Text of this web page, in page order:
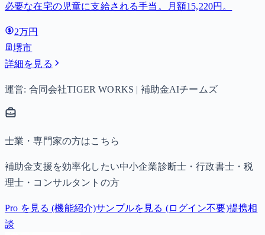
必要な在宅の児童に支給される手当。月額15,220円。
2万円
堺市
詳細を見る
運営: 合同会社TIGER WORKS | 補助金AIチームズ
士業・専門家の方はこちら
補助金支援を効率化したい中小企業診断士・行政書士・税
理士・コンサルタントの方
Pro を見る (機能紹介)サンプルを見る (ログイン不要)提携相
談